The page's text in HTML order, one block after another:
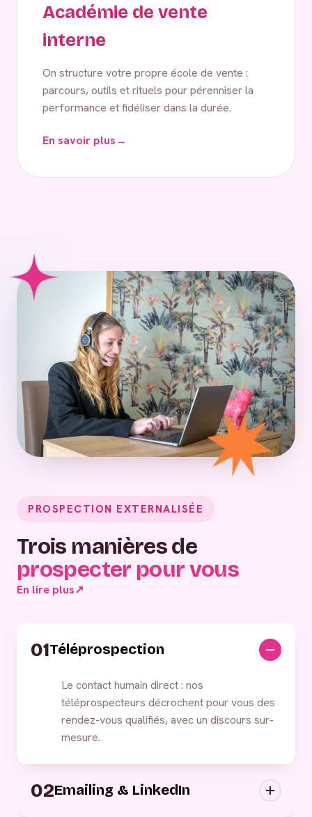
Académie de vente
interne
On structure votre propre école de vente :
parcours, outils et rituels pour pérenniser la
performance et fidéliser dans la durée.
En savoir plus→
PROSPECTION EXTERNALISÉE
Trois manières de
prospecter pour vous
En lire plus↗
01Téléprospection
Le contact humain direct : nos
téléprospecteurs décrochent pour vous des
rendez-vous qualifiés, avec un discours sur-
mesure.
02Emailing & LinkedIn